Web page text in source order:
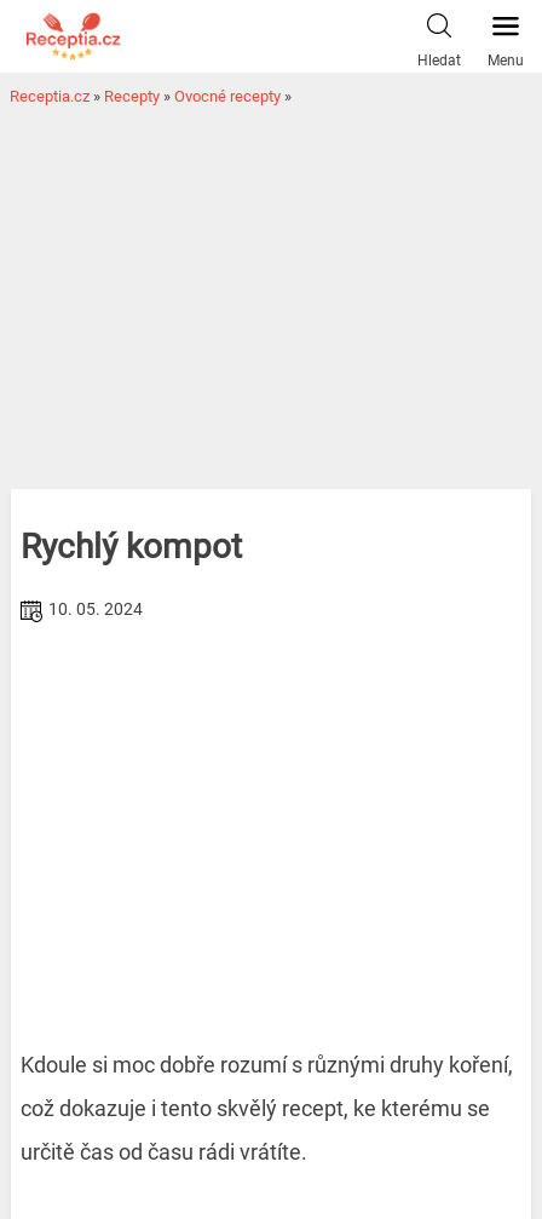
Hledat Menu
Receptia.cz » Recepty » Ovocné recepty »
Rychlý kompot
10. 05. 2024
Kdoule si moc dobře rozumí s různými druhy koření,
což dokazuje i tento skvělý recept, ke kterému se
určitě čas od času rádi vrátíte.